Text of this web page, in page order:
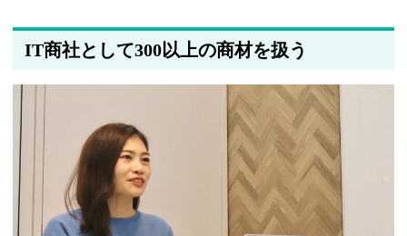
筆者情報を更新しました
IT商社として300以上の商材を扱う